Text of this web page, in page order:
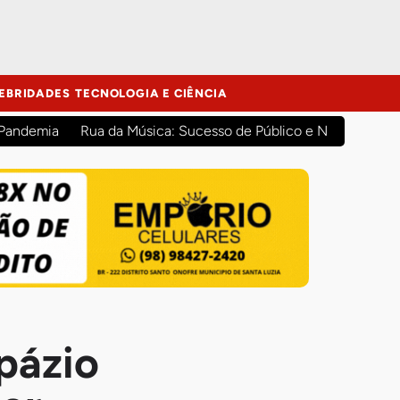
TECNOLOGIA E CIÊNCIA
Rua da Música: Sucesso de Público e Novas